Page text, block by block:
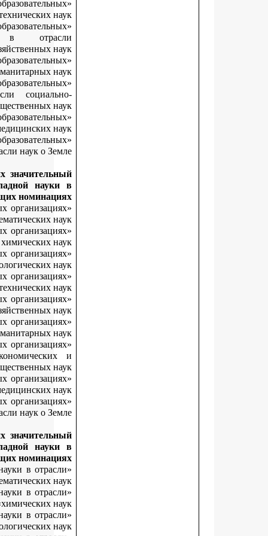
«Лучший начинающий исследователь в
организациях высшего образования в отрасли технических
«Лучший начинающий исследователь в
организациях высшего образования в
«Лучший начинающий исследователь в
организациях высшего образования в отрасли гуманитарных
«Лучший начинающий исследователь в
организациях высшего образования в отрасли
«Лучший начинающий исследователь в
организациях высшего образования в отрасли медицинских
«Лучший начинающий исследователь в
организациях высшего образования в отрасли наук о
За результаты научных исследований, внесших
вклад в развитие фундаментальной и прикладной
«Лучший молодой исследователь в образовательных
высшего образования в отрасли физико-математических
«Лучший молодой исследователь в образовательных
«Лучший молодой исследователь в образовательных
высшего образования в отрасли биологических
«Лучший молодой исследователь в образовательных
«Лучший молодой исследователь в образовательных
высшего образования в отрасли сельскохозяйственных
«Лучший молодой исследователь в образовательных
высшего образования в отрасли гуманитарных
«Лучший молодой исследователь в образовательных
высшего образования в отрасли социально-
«Лучший молодой исследователь в образовательных
«Лучший молодой исследователь в образовательных
За результаты научных исследований, внесших
вклад в развитие фундаментальной и прикладной
«Лучший молодой исследователь в организациях науки в
«Лучший молодой исследователь в организациях науки в
«Лучший молодой исследователь в организациях науки в